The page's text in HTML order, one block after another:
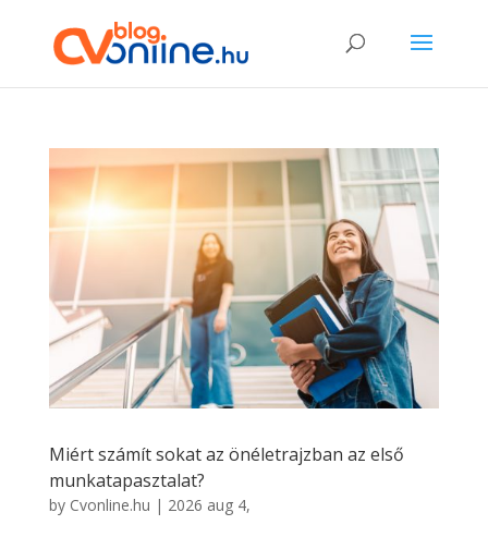
Miért számít sokat az önéletrajzban az első
munkatapasztalat?
by Cvonline.hu | 2026 aug 4,